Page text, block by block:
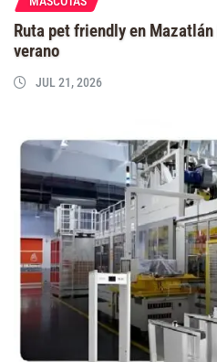
Ruta pet friendly en
verano
JUL 21, 2026